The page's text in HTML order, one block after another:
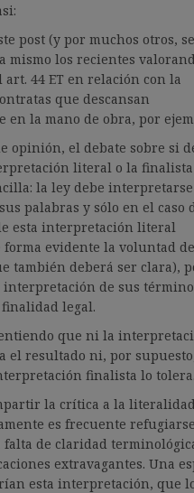
post (y por muchos otros,
mismo los recientes
44 ET en relación con la
que descansan
en la mano de obra, por
opinión, el debate sobre si
literal o la
la ley debe
palabras y sólo en el caso
esta interpretación literal
forma evidente la voluntad
también deberá ser clara),
de sus
legal.
entiendo que ni la
el resultado ni, por
finalista lo tolera.
la crítica a la
es frecuente
falta de claridad
extravagantes. Una
esta interpretación, que